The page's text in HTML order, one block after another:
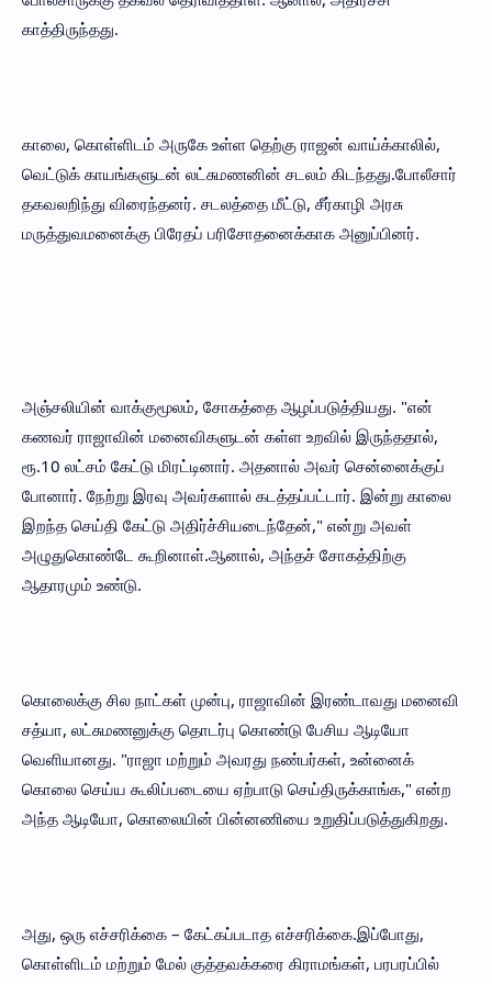
காத்திருந்தது.
காலை, கொள்ளிடம் அருகே உள்ள தெற்கு ராஜன் வாய்க்காலில்,
வெட்டுக் காயங்களுடன் லட்சுமணனின் சடலம் கிடந்தது.போலீசார்
தகவலறிந்து விரைந்தனர். சடலத்தை மீட்டு, சீர்காழி அரசு
மருத்துவமனைக்கு பிரேதப் பரிசோதனைக்காக அனுப்பினர்.
அஞ்சலியின் வாக்குமூலம், சோகத்தை ஆழப்படுத்தியது. "என்
கணவர் ராஜாவின் மனைவிகளுடன் கள்ள உறவில் இருந்ததால்,
ரூ.10 லட்சம் கேட்டு மிரட்டினார். அதனால் அவர் சென்னைக்குப்
போனார். நேற்று இரவு அவர்களால் கடத்தப்பட்டார். இன்று காலை
இறந்த செய்தி கேட்டு அதிர்ச்சியடைந்தேன்," என்று அவள்
அழுதுகொண்டே கூறினாள்.ஆனால், அந்தச் சோகத்திற்கு
ஆதாரமும் உண்டு.
கொலைக்கு சில நாட்கள் முன்பு, ராஜாவின் இரண்டாவது மனைவி
சத்யா, லட்சுமணனுக்கு தொடர்பு கொண்டு பேசிய ஆடியோ
வெளியானது. "ராஜா மற்றும் அவரது நண்பர்கள், உன்னைக்
கொலை செய்ய கூலிப்படையை ஏற்பாடு செய்திருக்காங்க," என்ற
அந்த ஆடியோ, கொலையின் பின்னணியை உறுதிப்படுத்துகிறது.
அது, ஒரு எச்சரிக்கை – கேட்கப்படாத எச்சரிக்கை.இப்போது,
கொள்ளிடம் மற்றும் மேல் குத்தவக்கரை கிராமங்கள், பரபரப்பில்